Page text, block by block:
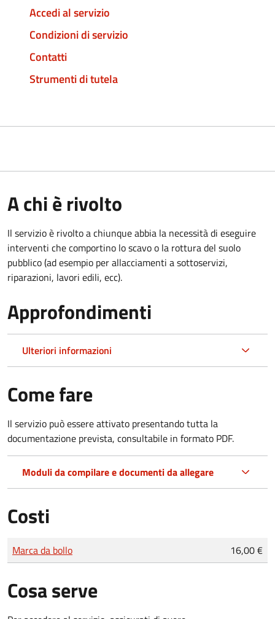
Accedi al servizio
Condizioni di servizio
Contatti
Strumenti di tutela
A chi è rivolto
Il servizio è rivolto a chiunque abbia la necessità di eseguire
interventi che comportino lo scavo o la rottura del suolo
pubblico (ad esempio per allacciamenti a sottoservizi,
riparazioni, lavori edili, ecc).
Approfondimenti
Ulteriori informazioni
Come fare
Il servizio può essere attivato presentando tutta la
documentazione prevista, consultabile in formato PDF.
Moduli da compilare e documenti da allegare
Costi
Tipo di pagamento
Importo
Marca da bollo 16,00 €
Cosa serve